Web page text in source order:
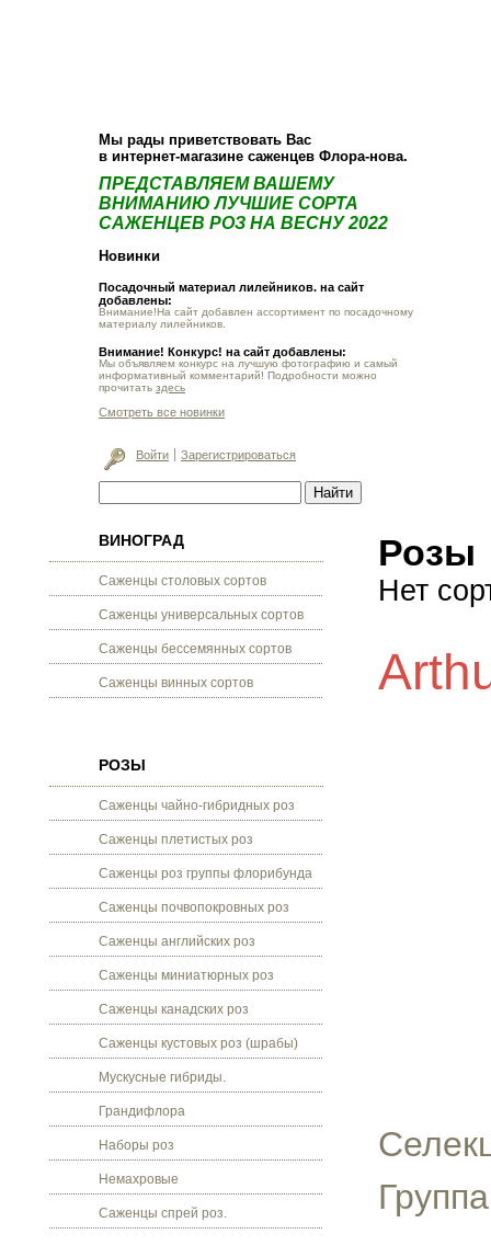
Мы рады приветствовать Вас
в интернет-магазине саженцев Флора-нова.
ПРЕДСТАВЛЯЕМ ВАШЕМУ
ВНИМАНИЮ ЛУЧШИЕ СОРТА
САЖЕНЦЕВ РОЗ НА ВЕСНУ 2022
Новинки
Посадочный материал лилейников. на сайт
добавлены:
Внимание!На сайт добавлен ассортимент по посадочному
материалу лилейников.
Внимание! Конкурс! на сайт добавлены:
Мы объявляем конкурс на лучшую фотографию и самый
информативный комментарий! Подробности можно
прочитать здесь
Смотреть все новинки
Войти Зарегистрироваться
ВИНОГРАД
Саженцы столовых сортов
Саженцы универсальных сортов
Саженцы бессемянных сортов
Саженцы винных сортов
РОЗЫ
Саженцы чайно-гибридных роз
Саженцы плетистых роз
Саженцы роз группы флорибунда
Саженцы почвопокровных роз
Саженцы английских роз
Саженцы миниатюрных роз
Саженцы канадских роз
Саженцы кустовых роз (шрабы)
Мускусные гибриды.
Грандифлора
Наборы роз
Немахровые
Саженцы спрей роз.
Розы
Нет